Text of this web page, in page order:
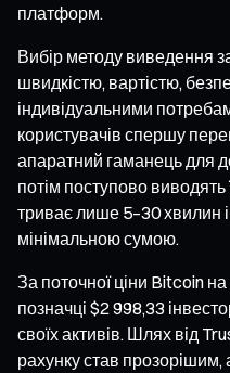
платформ.
Вибір методу виведення
швидкістю, вартістю,
індивідуальними
користувачів спершу
апаратний гаманець для
потім поступово
триває лише 5–30 хвилин
мінімальною сумою.
За поточної ціни Bitcoin
позначці $2 998,33
своїх активів. Шлях від
рахунку став прозорішим,